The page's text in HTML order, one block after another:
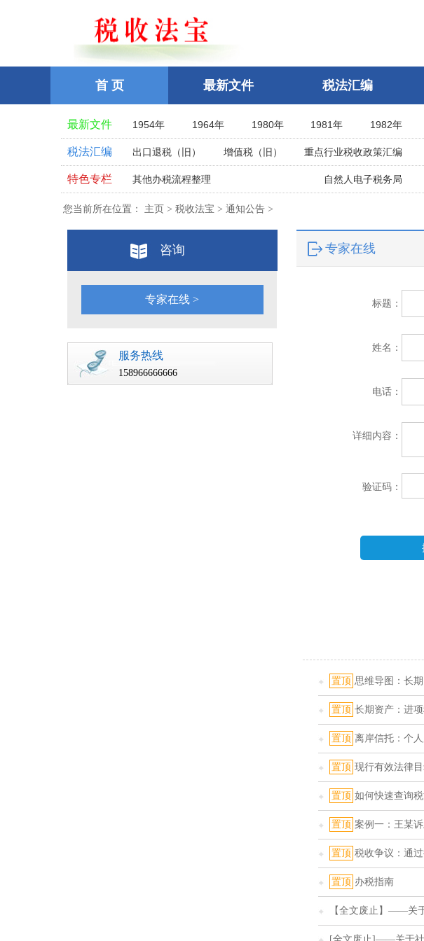
首 页 最新文件 税法汇编
最新文件 1954年 1964年 1980年 1981年
1982年
1983年
1985年 1986年
1987年
1989年
1988年 1990年 1991年
1992年
1993年
1994年 1996年
1997年
1998年
1999年 2000年
2003年
2004年 2005年 2006年
2007年
2008年
2011年
2012年
2013年
2014年 2015年
2018年
2022年
2023年
2024年 2025年
税法汇编 出口退税（旧） 增值税（旧）
重点行业税收政策汇编
税收协定
社会保险
审计法规
政府会计准则
企业会计准则
可持续披露准则
涉税专业服务
税务强制措施、强制执行
税务行政许可
发票管理
税收征管法
烟叶税
教育费附加、地方教育附加费
环保税
契税
房产税
土地增值税
耕地占用税
个人所得税
出口退税（新）
增值税（新）
税法总论
特色专栏 其他办税流程整理
自然人电子税务局
相关法律
税收快讯
办税指南
您当前所在位置： 主页 > 税收法宝 > 通知公告 >
咨询
专家在线 >
服务热线
158966666666
专家在线
标题：
姓名：
电话：
详细内容：
验证码：
置顶 思维导图：长
置顶 长期资产：进
置顶 离岸信托：个
置顶 现行有效法律目
置顶 如何快速查询
置顶 案例一：王某
置顶 税收争议：通
置顶 办税指南
【全文废止】——关